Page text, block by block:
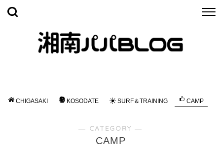
CHIGASAKI KOSODATE SURF＆TRAINING CAMP
― CATEGORY ―
CAMP